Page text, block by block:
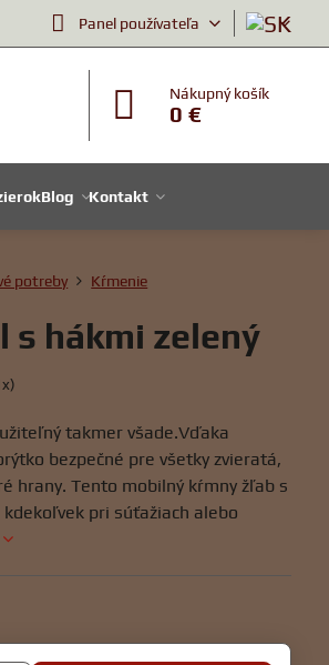
Panel používateľa
Nákupný košík
0 €
Blog Kontakt
potreby Kŕmenie
s hákmi zelený
x)
takmer všade.Vďaka
bezpečné pre všetky zvieratá,
hrany. Tento mobilný kŕmny žľab s
pri súťažiach alebo